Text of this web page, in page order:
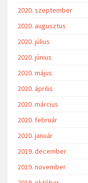
2020. szeptember
2020. augusztus
2020. július
2020. június
2020. május
2020. április
2020. március
2020. február
2020. január
2019. december
2019. november